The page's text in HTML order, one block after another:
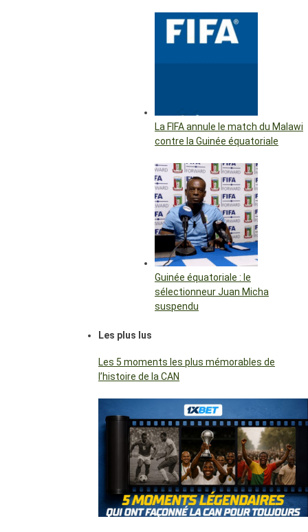
La FIFA annule le match du Malawi
contre la Guinée équatoriale
Guinée équatoriale : le
sélectionneur Juan Micha
suspendu
Les plus lus
Les 5 moments les plus mémorables de
l’histoire de la CAN